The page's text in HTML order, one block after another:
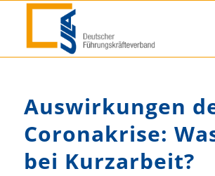
Auswirkungen
Coronakrise:
bei Kurzarbeit?